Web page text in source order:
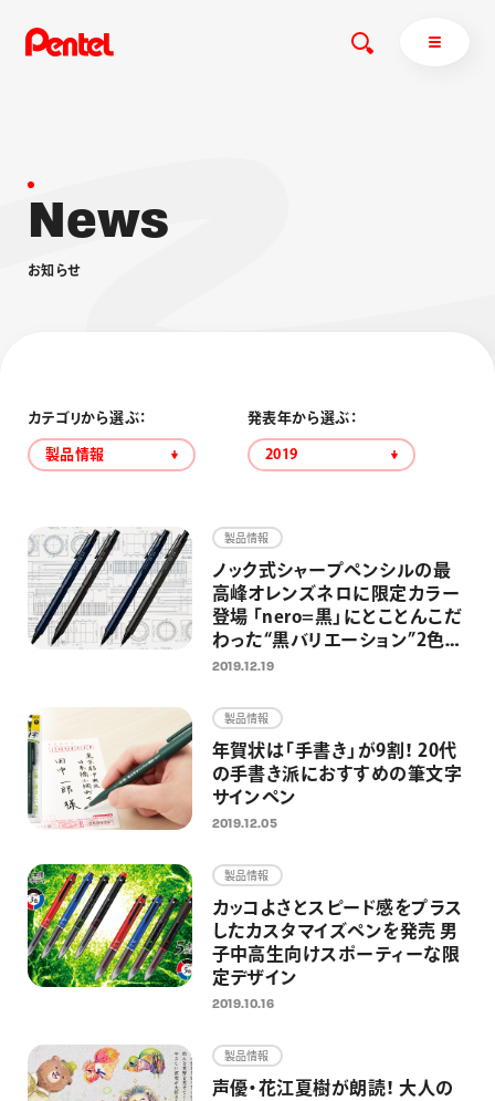
商品を探す
ブラッシュ（筆）
その他
採用情報
運営会社
News
お知 らせ
カテゴリから選ぶ：
製品情報
発表年から選ぶ：
2019
製品情報
ノック式シャープペンシルの最
高峰オレンズネロに限定カラー
登場 「nero=黒」にとことんこだ
わった“黒バリエーション”2色を
発売
2019.12.19
製品情報
年賀状は「手書き」が9割！ 20代
の手書き派におすすめの筆文字
サインペン
2019.12.05
製品情報
カッコよさとスピード感をプラス
したカスタマイズペンを発売 男
子中高生向けスポーティーな限
定デザイン
2019.10.16
製品情報
声優・花江夏樹が朗読！ 大人の